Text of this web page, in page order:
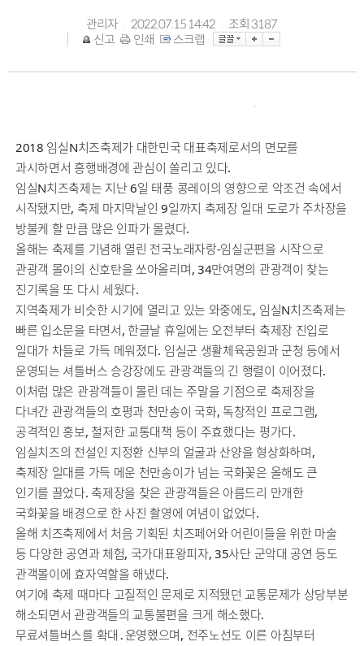
관리자 2022.07.15 14:42 조회3187
신고
인쇄 스크랩
2018 임실N치즈축제가 대한민국 대표축제로서의 면모를
과시하면서 흥행배경에 관심이 쏠리고 있다.
임실N치즈축제는 지난 6일 태풍 콩레이의 영향으로 악조건 속에서
시작됐지만, 축제 마지막날인 9일까지 축제장 일대 도로가 주차장을
방불케 할 만큼 많은 인파가 몰렸다.
올해는 축제를 기념해 열린 전국노래자랑-임실군편을 시작으로
관광객 몰이의 신호탄을 쏘아올리며, 34만여명의 관광객이 찾는
진기록을 또 다시 세웠다.
지역축제가 비슷한 시기에 열리고 있는 와중에도, 임실N치즈축제는
빠른 입소문을 타면서, 한글날 휴일에는 오전부터 축제장 진입로
일대가 차들로 가득 메워졌다. 임실군 생활체육공원과 군청 등에서
운영되는 셔틀버스 승강장에도 관광객들의 긴 행렬이 이어졌다.
이처럼 많은 관광객들이 몰린 데는 주말을 기점으로 축제장을
다녀간 관광객들의 호평과 천만송이 국화, 독창적인 프로그램,
공격적인 홍보, 철저한 교통대책 등이 주효했다는 평가다.
임실치즈의 전설인 지정환 신부의 얼굴과 산양을 형상화하며,
축제장 일대를 가득 메운 천만송이가 넘는 국화꽃은 올해도 큰
인기를 끌었다. 축제장을 찾은 관광객들은 아름드리 만개한
국화꽃을 배경으로 한 사진 촬영에 여념이 없었다.
올해 치즈축제에서 처음 기획된 치즈페어와 어린이들을 위한 마술
등 다양한 공연과 체험, 국가대표왕피자, 35사단 군악대 공연 등도
관객몰이에 효자역할을 해냈다.
여기에 축제 때마다 고질적인 문제로 지적됐던 교통문제가 상당부분
해소되면서 관광객들의 교통불편을 크게 해소했다.
무료셔틀버스를 확대․운영했으며, 전주노선도 이른 아침부터